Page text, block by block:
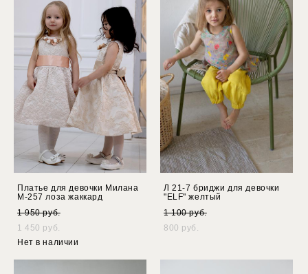
Платье для девочки Милана
М-257 лоза жаккард
1 950 pуб.
1 450 pуб.
Нет в наличии
Л 21-7 бриджи для девочки
"ELF" желтый
1 100 pуб.
800 pуб.